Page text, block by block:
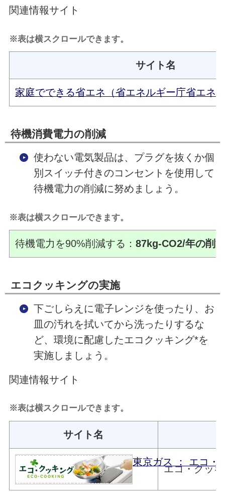
関連情報サイト
※表は横スクロールできます。
サイト名
家庭でできる省エネ（省エネルギー庁省エネ
待機消費電力の削減
使わない電気製品は、プラグを抜くか個
別スイッチ付きのコンセントを使用して
待機電力の削減に努めましょう。
※表は横スクロールできます。
待機電力を90%削減する：87kg-CO2/年の削
エコクッキングの実施
下ごしらえに電子レンジを使ったり、お
皿の汚れを拭いてから洗ったりするな
ど、環境に配慮したエコクッキング*を
実施しましょう。
関連情報サイト
※表は横スクロールできます。
サイト名
東京ガス ： エコ・
エコ・クッ